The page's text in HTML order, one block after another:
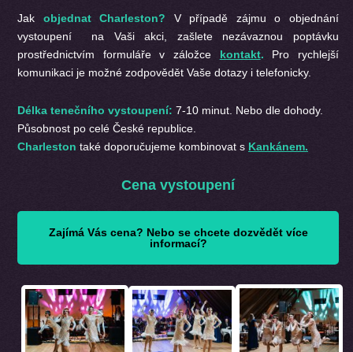
Jak objednat Charleston? V případě zájmu o objednání
vystoupení na Vaši akci, zašlete nezávaznou poptávku
prostřednictvím formuláře v záložce kontakt. Pro rychlejší
komunikaci je možné zodpovědět Vaše dotazy i telefonicky.
Délka tenečního vystoupení: 7-10 minut. Nebo dle dohody.
Působnost po celé České republice.
Charleston také doporučujeme kombinovat s Kankánem.
Cena vystoupení
Zajímá Vás cena? Nebo se chcete dozvědět více
informací?